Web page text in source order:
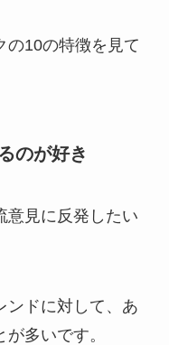
の10の特徴を見て
のが好き
意見に反発したい
ンドに対して、あ
多いです。